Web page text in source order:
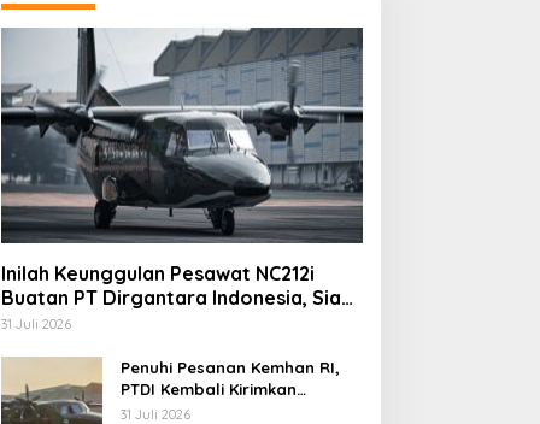
Inilah Keunggulan Pesawat NC212i
Buatan PT Dirgantara Indonesia, Siap
Dukung Berbagai Operasi TNI
31 Juli 2026
Penuhi Pesanan Kemhan RI,
PTDI Kembali Kirimkan
Pesawat NC212i ke Pangkalan
31 Juli 2026